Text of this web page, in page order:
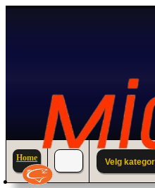
Home Velg